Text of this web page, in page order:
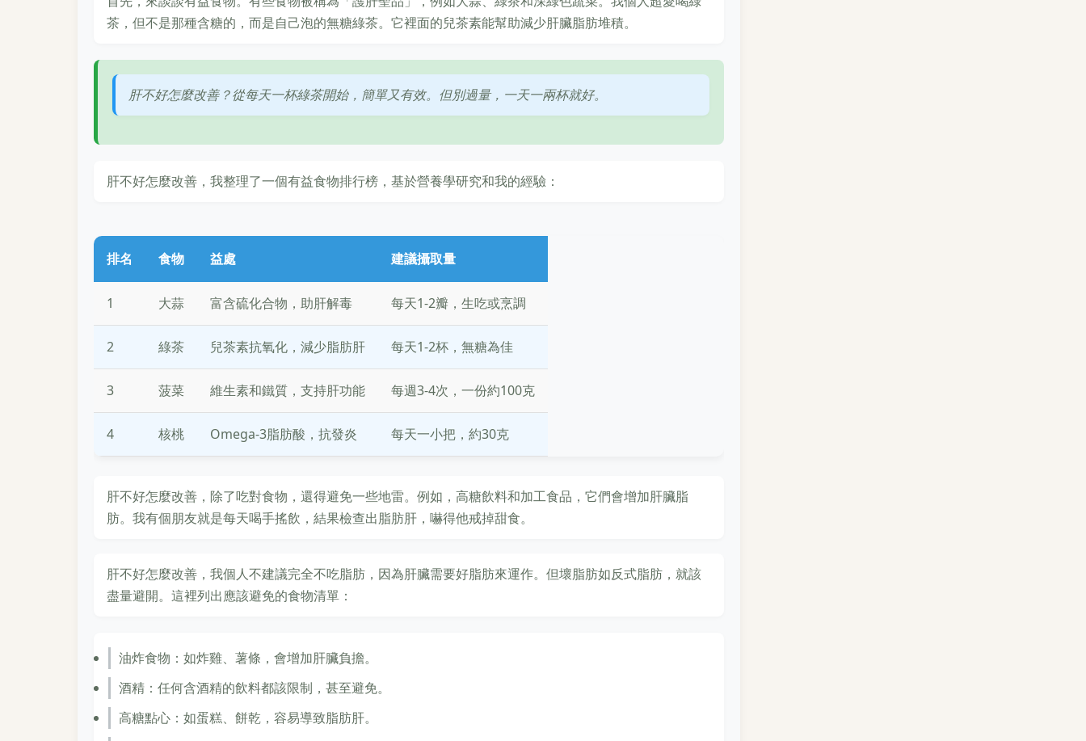
茶，但不是那種含糖的，而是自己泡的無糖綠茶。它裡面的兒茶素能幫助減少肝臟脂肪堆積。
肝不好怎麼改善？從每天一杯綠茶開始，簡單又有效。但別過量，一天一兩杯就好。
肝不好怎麼改善，我整理了一個有益食物排行榜，基於營養學研究和我的經驗：
排名 食物 益處 建議攝取量
1 大蒜 富含硫化合物，助肝解毒 每天1-2瓣，生吃或烹調
2 綠茶 兒茶素抗氧化，減少脂肪肝 每天1-2杯，無糖為佳
3 菠菜 維生素和鐵質，支持肝功能 每週3-4次，一份約100克
4 核桃 Omega-3脂肪酸，抗發炎 每天一小把，約30克
肝不好怎麼改善，除了吃對食物，還得避免一些地雷。例如，高糖飲料和加工食品，它們會增加肝臟脂
肪。我有個朋友就是每天喝手搖飲，結果檢查出脂肪肝，嚇得他戒掉甜食。
肝不好怎麼改善，我個人不建議完全不吃脂肪，因為肝臟需要好脂肪來運作。但壞脂肪如反式脂肪，就該
盡量避開。這裡列出應該避免的食物清單：
油炸食物：如炸雞、薯條，會增加肝臟負擔。
酒精：任何含酒精的飲料都該限制，甚至避免。
高糖點心：如蛋糕、餅乾，容易導致脂肪肝。